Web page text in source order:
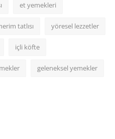
et yemekleri
tatlısı yöresel lezzetler
içli köfte
geleneksel yemekler